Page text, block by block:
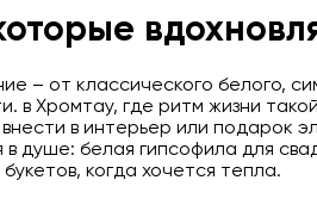
– от классического белого,
в Хромтау, где ритм жизни
в интерьер или подарок
душе: белая гипсофила для
когда хочется тепла.